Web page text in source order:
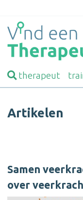
therapeut
Artikelen
Samen
over